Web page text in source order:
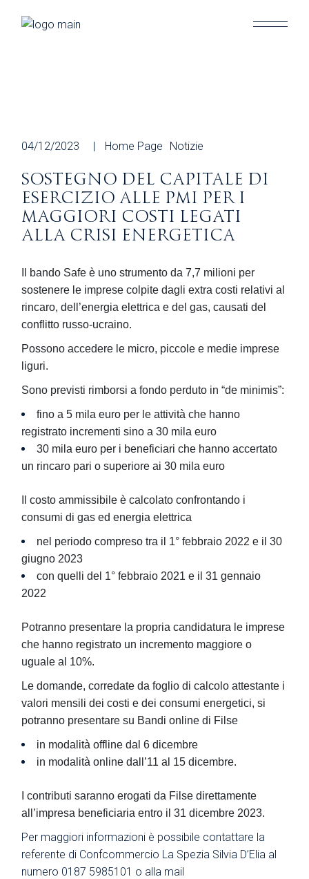
04/12/2023 Home Page Notizie
SOSTEGNO DEL CAPITALE DI
ESERCIZIO ALLE PMI PER I
MAGGIORI COSTI LEGATI
ALLA CRISI ENERGETICA
bando Safe è uno strumentoda 7,7 milioni per
sostenere le imprese colpitedagli extra costi relativi al
rincaro, dell’energia elettrica e del gas, causati del
conflitto russo-ucraino.
Possono accedere le micro, piccole e medie imprese
liguri.
Sono previsti rimborsi a fondo perduto in “de minimis”:
fino a 5 mila euro per le attività che hanno
registrato incrementi sino a 30 mila euro
30 mila euro per i beneficiari che hanno accertato
un rincaro pari o superiore ai 30 mila euro
Il costo ammissibile è calcolatoconfrontando i
consumi di gas ed energia elettrica
nel periodo compresotra il 1° febbraio 2022 e il 30
giugno 2023
con quellidel 1° febbraio 2021 e il 31 gennaio
2022
Potranno presentare la propria candidatura le imprese
che hanno registrato un incremento maggiore o
uguale al 10%.
Le domande,corredate da foglio di calcolo attestante i
valori mensili dei costi e dei consumi energetici, si
potranno presentare su Bandi online di Filse
in modalità offlinedal 6 dicembre
in modalità onlinedall’11 al 15 dicembre.
I contributi saranno erogati da Filse direttamente
all’impresa beneficiaria entro il 31 dicembre 2023.
Per maggiori informazioni è possibile contattare la
referente di Confcommercio La Spezia Silvia D’Elia al
numero 0187 5985101 o alla mail